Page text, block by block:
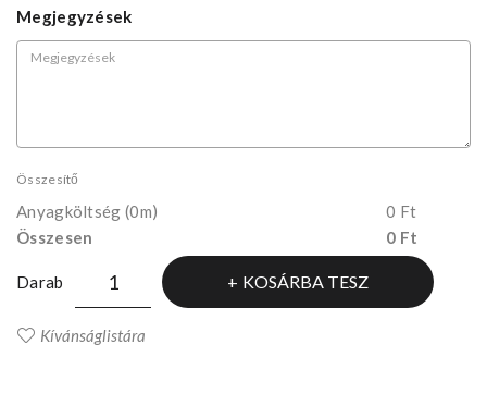
Megjegyzések
Összesítő
Anyagköltség (0m)
0 Ft
Összesen
0 Ft
Darab KOSÁRBA TESZ
Kívánságlistára